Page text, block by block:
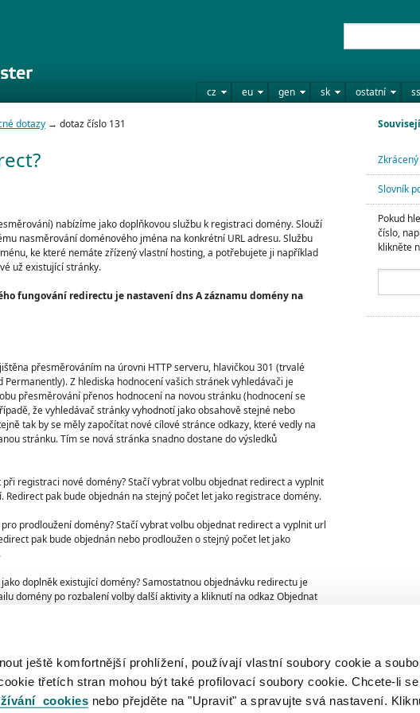
ještě komfortnější prohlížení, používají vlastní soubory cookie a
třetích stran mohou být také profilovací soubory cookie. Chcete-li
cookies nebo přejděte na "Upravit" a spravujte svá nastavení.
cz eu gen sk ostatní
Slovník
Pokud
číslo,
klikněte
dotazy → dotaz číslo 131
nabízíme jako doplňkovou službu k registraci domény. Slouží
nasměrování doménového jména na konkrétní URL adresu. Službu
ke které nemáte zřízený vlastní hosting, a potřebujete ji například
už existující stránky.
fungování redirectu je nastavení dns A záznamu domény na
přesměrováním na úrovni HTTP serveru, hlavičkou 301 (trvalé
Z hlediska hodnocení vašich stránek vyhledávači je
přesměrování přenos hodnocení na novou stránku (hodnocení se
že vyhledávač stránky vyhodnotí jako obsahově stejné nebo
tak by se měly započítat nové cílové stránce odkazy, které vedly na
stránku. Tím se nová stránka snadno dostane do výsledků
při registraci nové domény? Stačí vybrat volbu objednat redirect a vyplnit
Redirect pak bude objednán na stejný počet let jako registrace domény.
prodloužení domény? Stačí vybrat volbu objednat redirect a vyplnit url
pak bude objednán nebo prodloužen o stejný počet let jako
doplněk existující domény? Samostatnou objednávku redirectu je
domény po rozbalení volby další aktivity a kliknutí na odkaz Objednat
tak v přehledu všech služeb redirect.